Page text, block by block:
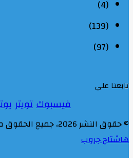
على
فيسبوكتويتر
النشر 2026، جميع الحقوق محفوظة |
جروب